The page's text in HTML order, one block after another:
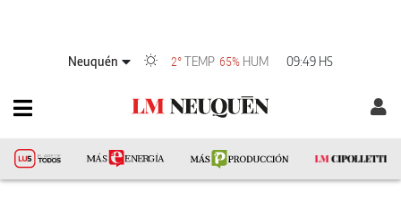
Neuquén 2°TEMP 65% HUM 09:49 HS